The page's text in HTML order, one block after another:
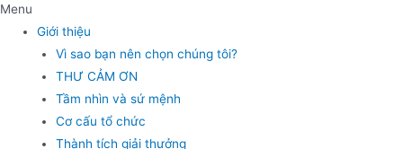
Menu
Giới thiệu
Vì sao bạn nên chọn chúng tôi?
THƯ CẢM ƠN
Tầm nhìn và sứ mệnh
Cơ cấu tổ chức
Thành tích giải thưởng